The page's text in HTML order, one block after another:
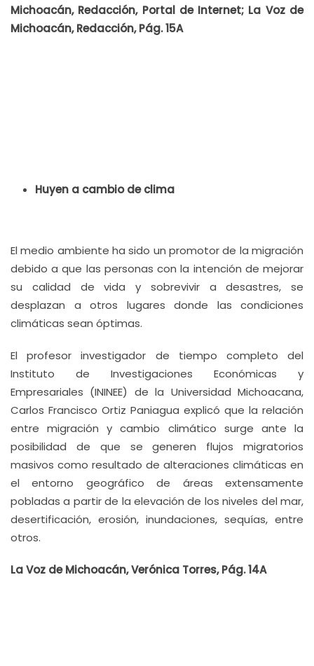
Michoacán, Redacción, Portal de Internet; La Voz de
Michoacán, Redacción, Pág. 15A
Huyen a cambio de clima
El medio ambiente ha sido un promotor de la migración
debido a que las personas con la intención de mejorar
su calidad de vida y sobrevivir a desastres, se
desplazan a otros lugares donde las condiciones
climáticas sean óptimas.
El profesor investigador de tiempo completo del
Instituto de Investigaciones Económicas y
Empresariales (ININEE) de la Universidad Michoacana,
Carlos Francisco Ortiz Paniagua explicó que la relación
entre migración y cambio climático surge ante la
posibilidad de que se generen flujos migratorios
masivos como resultado de alteraciones climáticas en
el entorno geográfico de áreas extensamente
pobladas a partir de la elevación de los niveles del mar,
desertificación, erosión, inundaciones, sequías, entre
otros.
La Voz de Michoacán, Verónica Torres, Pág. 14A